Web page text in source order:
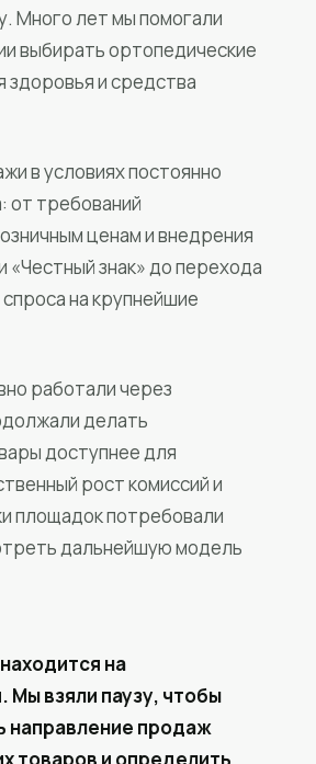
Много лет мы помогали
выбирать ортопедические
здоровья и средства
в условиях постоянно
от требований
ценам и внедрения
«Честный знак» до перехода
на крупнейшие
работали через
делать
доступнее для
рост комиссий и
площадок потребовали
дальнейшую модель
на
Мы взяли паузу, чтобы
направление продаж